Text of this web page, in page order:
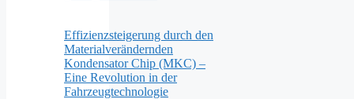
Effizienzsteigerung durch den
Materialverändernden
Kondensator Chip (MKC) –
Eine Revolution in der
Fahrzeugtechnologie